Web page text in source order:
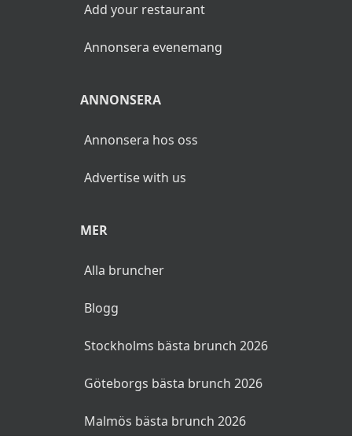
Add your restaurant
Annonsera evenemang
ANNONSERA
Annonsera hos oss
Advertise with us
MER
Alla bruncher
Blogg
Stockholms bästa brunch 2026
Göteborgs bästa brunch 2026
Malmös bästa brunch 2026